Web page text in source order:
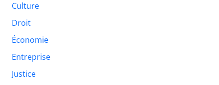
Culture
Droit
Économie
Entreprise
Justice